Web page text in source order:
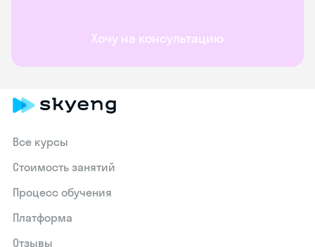
Хочу на консультацию
Все курсы
Стоимость занятий
Процесс обучения
Платформа
Отзывы